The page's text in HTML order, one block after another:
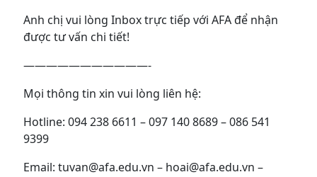
Anh chị vui lòng Inbox trực tiếp với AFA để nhận
được tư vấn chi tiết!
———————————-
Mọi thông tin xin vui lòng liên hệ:
Hotline: 094 238 6611 – 097 140 8689 – 086 541
9399
Email: tuvan@afa.edu.vn – hoai@afa.edu.vn –